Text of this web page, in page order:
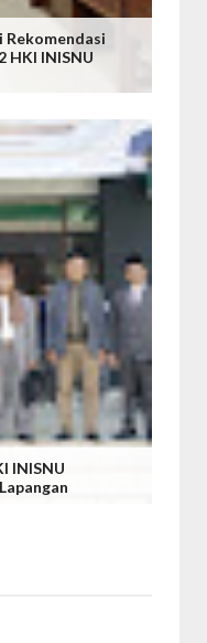
Rekomendasi
HKI INISNU
INISNU